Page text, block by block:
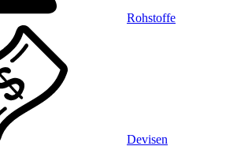
Rohstoffe
Devisen